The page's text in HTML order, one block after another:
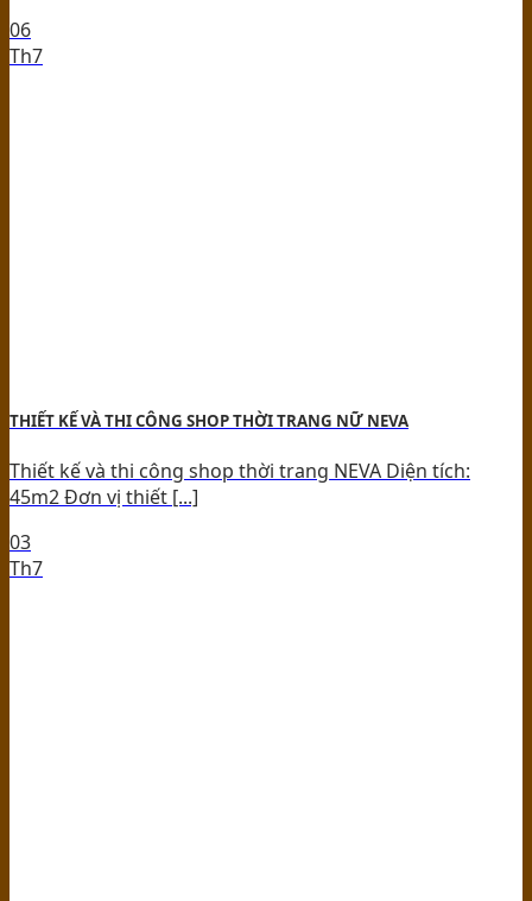
06
Th7
THIẾT KẾ VÀ THI CÔNG SHOP THỜI TRANG NỮ NEVA
Thiết kế và thi công shop thời trang NEVA Diện tích:
45m2 Đơn vị thiết [...]
03
Th7